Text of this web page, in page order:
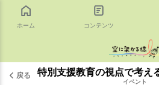
ホーム コンテンツ
戻る
イベント